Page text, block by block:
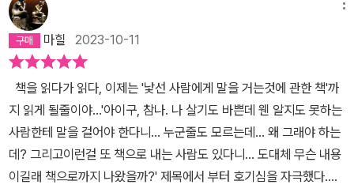
절한지, 나무랄 데 없이 질서정연한 핀란드에서 누구보다 행복하고
예의 바른 사람들이 왜 불행감을 호소하고 있는지 등 인류사 전체와
세계 곳곳을 누비며, 우리와 함께 우리의 일부로서 진화한 환대와 협
하다는 현대의 믿음은 왜 생겼을까? 낯선 사람의 진실에 다가가는 흥
미진진한 탐사 낯선 이에게 말 걸기가 인류의 오랜 역사에서 진화상
이점으로 작용했음에도, 오늘날 우리는 서로에게 데면데면하고 의심
과 경계의 눈초리를 늦추지 않는다. 언제부터 우리는 낯선 사람을 경
계했을까? 낯선 사람은 위험하다는 현대의 믿음은 어디서 비롯된 걸
마힐 2023-10-11
책을 읽다가 읽다, 이제는 '낯선 사람에게 말을 거는것에 관한 책'까
지 읽게 될줄이야...'아이구, 참나. 나 살기도 바쁜데 웬 알지도 못하는
사람한테 말을 걸어야 한다니... 누군줄도 모르는데... 왜 그래야 하는
데? 그리고이런걸 또 책으로 내는 사람도 있다니... 도대체 무슨 내용
이길래 책으로까지 나왔을까?' 제목에서 부터 호기심을 자극했다.책